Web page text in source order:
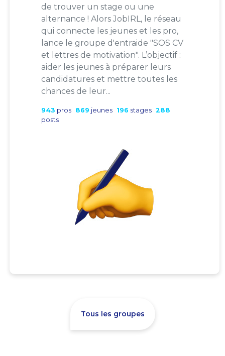
de trouver un stage ou une
alternance ! Alors JobIRL, le réseau
qui connecte les jeunes et les pro,
lance le groupe d'entraide "SOS CV
et lettres de motivation". L’objectif :
aider les jeunes à préparer leurs
candidatures et mettre toutes les
chances de leur...
943 pros 869 jeunes 196 stages 288
posts
Tous les groupes